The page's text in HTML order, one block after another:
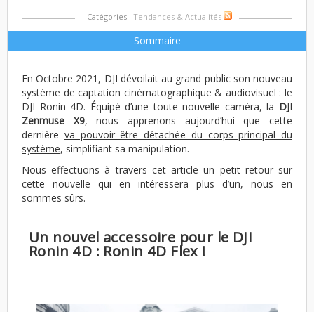
- Catégories : Tendances & Actualités
Sommaire
En Octobre 2021, DJI dévoilait au grand public son nouveau
système de captation cinématographique & audiovisuel : le
DJI Ronin 4D. Équipé d’une toute nouvelle caméra, la DJI
Zenmuse X9, nous apprenons aujourd’hui que cette
dernière va pouvoir être détachée du corps principal du
système, simplifiant sa manipulation.
Nous effectuons à travers cet article un petit retour sur
cette nouvelle qui en intéressera plus d’un, nous en
sommes sûrs.
Un nouvel accessoire pour le DJI
Ronin 4D : Ronin 4D Flex !